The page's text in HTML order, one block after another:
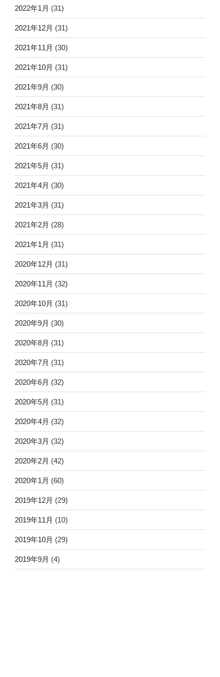
2022年1月 (31)
2021年12月 (31)
2021年11月 (30)
2021年10月 (31)
2021年9月 (30)
2021年8月 (31)
2021年7月 (31)
2021年6月 (30)
2021年5月 (31)
2021年4月 (30)
2021年3月 (31)
2021年2月 (28)
2021年1月 (31)
2020年12月 (31)
2020年11月 (32)
2020年10月 (31)
2020年9月 (30)
2020年8月 (31)
2020年7月 (31)
2020年6月 (32)
2020年5月 (31)
2020年4月 (32)
2020年3月 (32)
2020年2月 (42)
2020年1月 (60)
2019年12月 (29)
2019年11月 (10)
2019年10月 (29)
2019年9月 (4)